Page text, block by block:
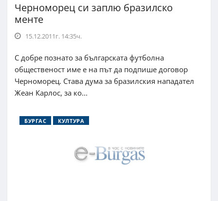
Черноморец си заплю бразилско
менте
15.12.2011г. 14:35ч.
С добре познато за българската футболна
общественост име е на път да подпише договор
Черноморец. Става дума за бразилския нападател
Жеан Карлос, за ко...
БУРГАС КУЛТУРА